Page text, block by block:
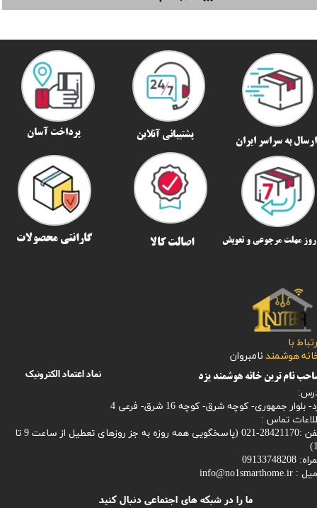
با
هوشمند نامبروان
بلوار جمهوری- کوچه شرق- کوچه 16 شرق- فرعی 4
تماس :
021 (
پاسخگویی همه روزه به جز روزهای تعطیل از ساعت 9 تا
09133748208
:
info@no1smarthome.ir
ما را در شبکه های اجتماعی دنبال کنید
نماد اعتماد الکترونیک
ارسال به سراسر ایران​​​​​​​
پشتیبانی آنلاین پرداخت آسان
اصالت کالا گارانتی محصولات
نام ترین خانه هوشمند یزد